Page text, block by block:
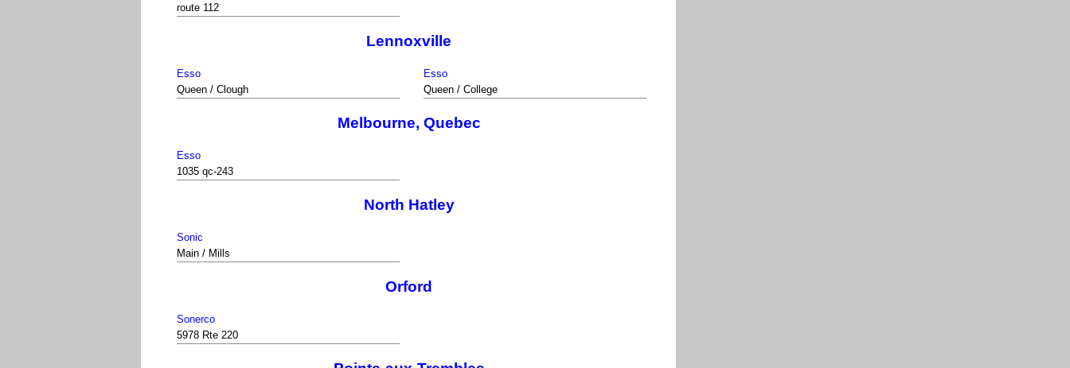
route 112
Lennoxville
Esso
Queen / Clough
Esso
Queen / College
Melbourne, Quebec
Esso
1035 qc-243
North Hatley
Sonic
Main / Mills
Orford
Sonerco
5978 Rte 220